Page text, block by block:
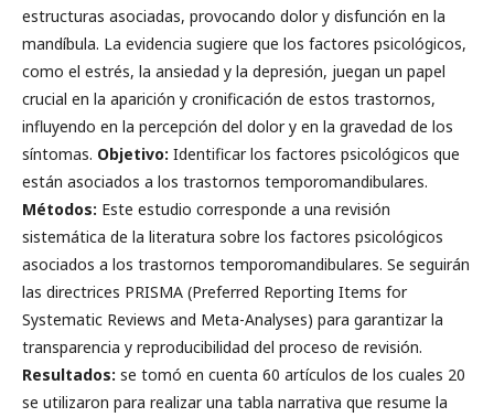
estructuras asociadas, provocando dolor y disfunción en la
mandíbula. La evidencia sugiere que los factores psicológicos,
como el estrés, la ansiedad y la depresión, juegan un papel
crucial en la aparición y cronificación de estos trastornos,
influyendo en la percepción del dolor y en la gravedad de los
síntomas. Objetivo: Identificar los factores psicológicos que
están asociados a los trastornos temporomandibulares.
Métodos: Este estudio corresponde a una revisión
sistemática de la literatura sobre los factores psicológicos
asociados a los trastornos temporomandibulares. Se seguirán
las directrices PRISMA (Preferred Reporting Items for
Systematic Reviews and Meta-Analyses) para garantizar la
transparencia y reproducibilidad del proceso de revisión.
Resultados: se tomó en cuenta 60 artículos de los cuales 20
se utilizaron para realizar una tabla narrativa que resume la